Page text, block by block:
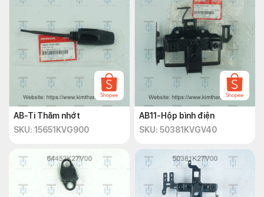
AB-Ti Thăm nhớt
SKU: 15651KVG900
AB11-Hộp bình điện
SKU: 50381KVGV40